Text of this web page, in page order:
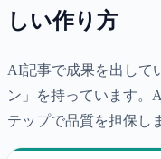
しい作り方
AI記事で成果を出して
ン」を持っています。
テップで品質を担保し